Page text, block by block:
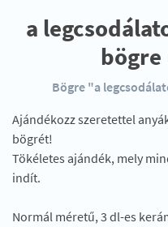
a
bögre
Bögre "a
Ajándékozz szeretettel
bögrét!
Tökéletes ajándék, mely
indít.
Normál méretű, 3 dl-es